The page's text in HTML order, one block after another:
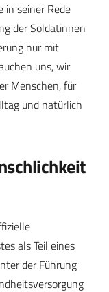
in seiner Rede
der Soldatinnen
nur mit
uns, wir
Menschen, für
und natürlich
als Teil eines
der Führung